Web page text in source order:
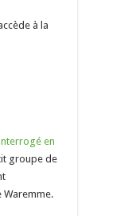
à la
en
groupe de
Waremme.